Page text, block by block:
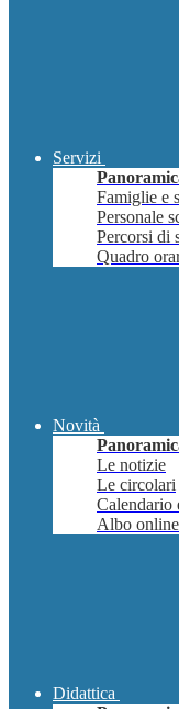
Servizi
Famiglie e
Personale
Percorsi di
Quadro
Novità
Le notizie
Le circolari
Calendario
Albo online
Didattica